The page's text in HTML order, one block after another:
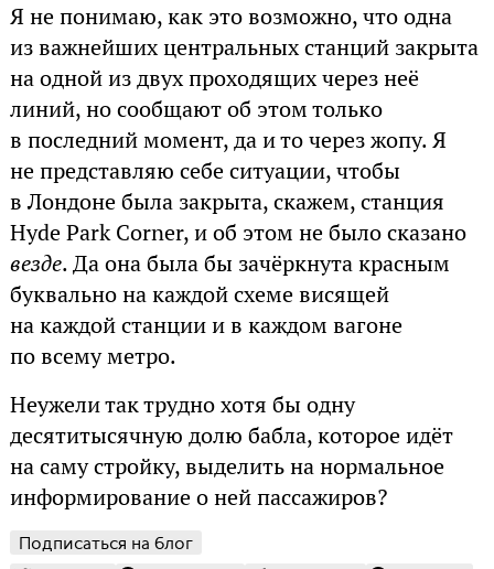
Я не понимаю, как это возможно, что одна
из важнейших центральных станций закрыта
на одной из двух проходящих через неё
линий, но сообщают об этом только
в последний момент, да и то через жопу. Я
не представляю себе ситуации, чтобы
в Лондоне была закрыта, скажем, станция
Hyde Park Corner, и об этом не было сказано
везде. Да она была бы зачёркнута красным
буквально на каждой схеме висящей
на каждой станции и в каждом вагоне
по всему метро.
Неужели так трудно хотя бы одну
десятитысячную долю бабла, которое идёт
на саму стройку, выделить на нормальное
информирование о ней пассажиров?
Подписаться на блог